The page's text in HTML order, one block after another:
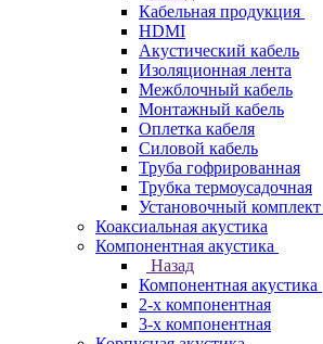
Кабельная продукция
HDMI
Акустический кабель
Изоляционная лента
Межблочный кабель
Монтажный кабель
Оплетка кабеля
Силовой кабель
Труба гофрированная
Трубка термоусадочная
Установочный
Коаксиальная акустика
Компонентная акустика
Назад
Компонентная акустика
2-х компонентная
3-х компонентная